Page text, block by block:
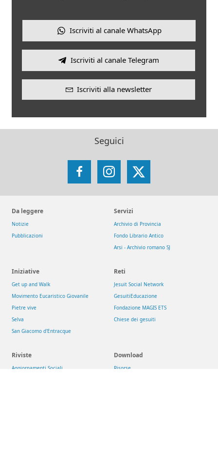
Iscriviti al canale WhatsApp
Iscriviti al canale Telegram
Iscriviti alla newsletter
Seguici
FacebookInstagram
X
Da leggere
Notizie
Pubblicazioni
Servizi
Archivio di Provincia
Fondo Librario Antico
Arsi - Archivio romano SJ
Iniziative
Get up and Walk
Movimento Eucaristico Giovanile
Pietre vive
Selva
San Giacomo d'Entracque
Reti
Jesuit Social Network
GesuitiEducazione
Fondazione MAGIS ETS
Chiese dei gesuiti
Riviste
Aggiornamenti Sociali
Download
Risorse